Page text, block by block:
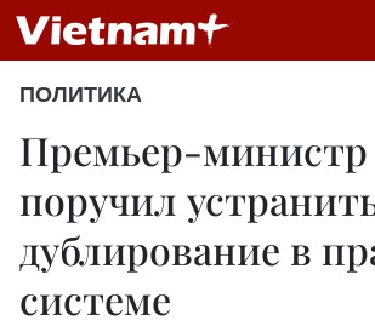
ПОЛИТИКА
Премьер-министр
поручил
дублирование в
системе